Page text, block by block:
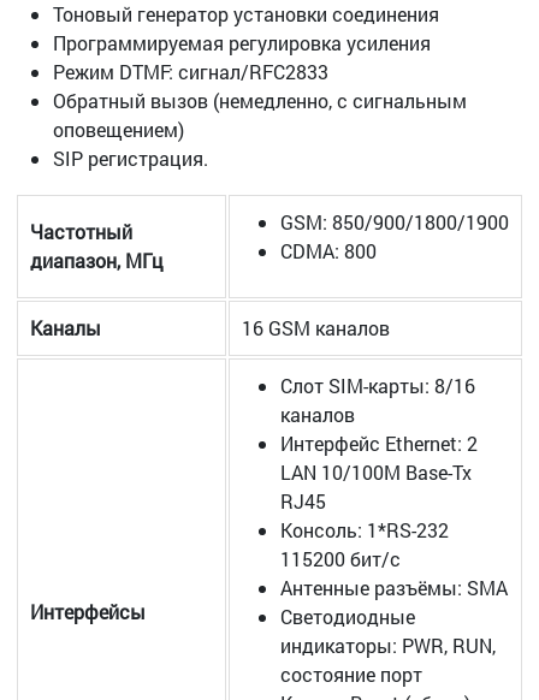
Тоновый генератор установки соединения
Программируемая регулировка усиления
Режим DTMF: сигнал/RFC2833
Обратный вызов (немедленно, с сигнальным
оповещением)
SIP регистрация.
Частотный
диапазон, МГц
GSM: 850/900/1800/1900
CDMA: 800
Каналы 16 GSM каналов
Интерфейсы
Слот SIM-карты: 8/16
каналов
Интерфейс Ethernet: 2
LAN 10/100M Base-Tx
RJ45
Консоль: 1*RS-232
115200 бит/с
Антенные разъёмы: SMA
Светодиодные
индикаторы: PWR, RUN,
состояние порт